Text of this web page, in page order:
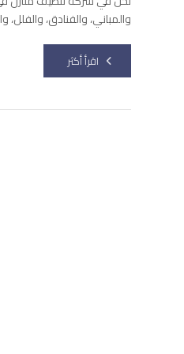
والمباني، والفنادق،
اقرأ أكثر